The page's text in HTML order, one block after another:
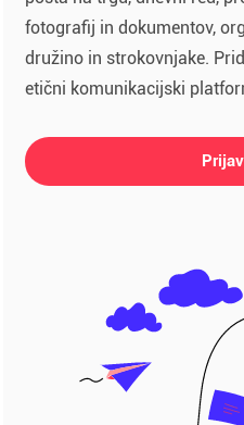
fotografij in dokumentov,
družino in strokovnjake.
etični komunikacijski